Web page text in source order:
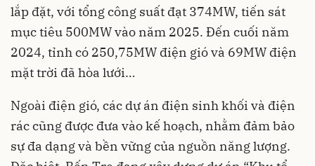
lắp đặt, với tổng công suất đạt 374MW, tiến sát
mục tiêu 500MW vào năm 2025. Đến cuối năm
2024, tỉnh có 250,75MW điện gió và 69MW điện
mặt trời đã hòa lưới…
Ngoài điện gió, các dự án điện sinh khối và điện
rác cũng được đưa vào kế hoạch, nhằm đảm bảo
sự đa dạng và bền vững của nguồn năng lượng.